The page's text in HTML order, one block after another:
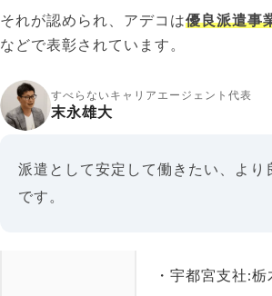
それが認められ、アデコは優良派遣事
などで表彰されています。
すべらないキャリアエージェント代表
末永雄大
派遣として安定して働きたい、よ
です。
・宇都宮支社: